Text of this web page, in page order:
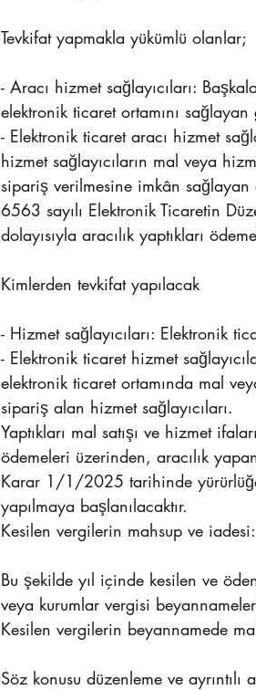
Tevkifat yapmakla yükümlü olanlar;
- Aracı hizmet sağlayıcıları:
elektronik ticaret ortamını
- Elektronik ticaret aracı hizmet
hizmet sağlayıcıların mal veya
sipariş verilmesine imkân sağlayan
6563 sayılı Elektronik Ticaretin
dolayısıyla aracılık yaptıkları
Kimlerden tevkifat yapılacak
- Hizmet sağlayıcıları: Elektronik
- Elektronik ticaret hizmet
elektronik ticaret ortamında mal
sipariş alan hizmet sağlayıcıları.
Yaptıkları mal satışı ve hizmet
ödemeleri üzerinden, aracılık
Karar 1/1/2025 tarihinde
yapılmaya başlanılacaktır.
Kesilen vergilerin mahsup ve iadesi:
Bu şekilde yıl içinde kesilen ve
veya kurumlar vergisi
Kesilen vergilerin beyannamede
Söz konusu düzenleme ve ayrıntılı